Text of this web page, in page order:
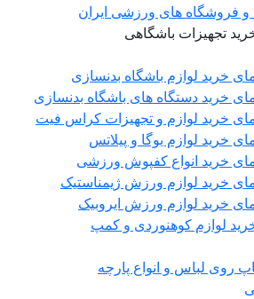
های ورزشی ایران
تجهیزات باشگاهی
خرید لوازم باشگاه بدنسازی
خرید دستگاه های باشگاه بدنسازی
خرید لوازم و تجهیزات کراس فیت
لوازم یوگا و پیلاتس
خرید انواع کفپوش ورزشی
خرید لوازم ورزش ژیمناستیک
خرید لوازم ورزش ایروبیک
لوازم کوهنوردی و کمپ
لباس و انواع پارچه